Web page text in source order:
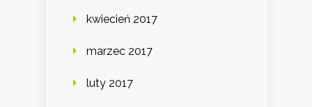
kwiecień 2017
marzec 2017
luty 2017